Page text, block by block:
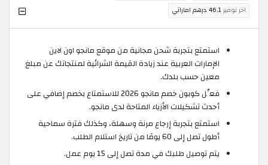
اخر توفير46.1 درهم اماراتي
استمتع بتجربة شحن مجانية من موقع مانجو اون لاين
الإمارات العربية عند زيادة القيمة الشرائية لمنتجاتك عن مبلغ
معين حسب بلدك.
فعِّل كوبون خصم مانجو 2026 للاستمتاع بخصم إضافي على
أحدث تشكيلات الأزياء المتاحة لدى مانجو.
استمتع بتجربة إرجاع مرنة وسهلة، وكذلك فترة سماحية
أطول تصل إلى 60 يومًا من تاريخ استلام الطلب.
يتم توصيل طلبك في مدة تصل إلى 15 يوم عمل.